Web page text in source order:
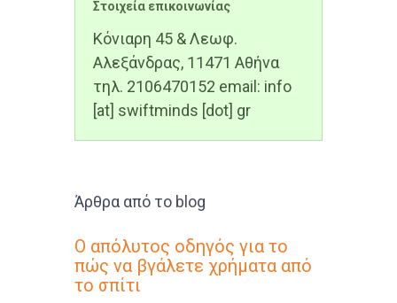
Στοιχεία επικοινωνίας
Κόνιαρη 45 & Λεωφ.
Αλεξάνδρας, 11471 Αθήνα
τηλ. 2106470152 email: info
[at] swiftminds [dot] gr
Άρθρα από το blog
Ο απόλυτος οδηγός για το
πώς να βγάλετε χρήματα από
το σπίτι